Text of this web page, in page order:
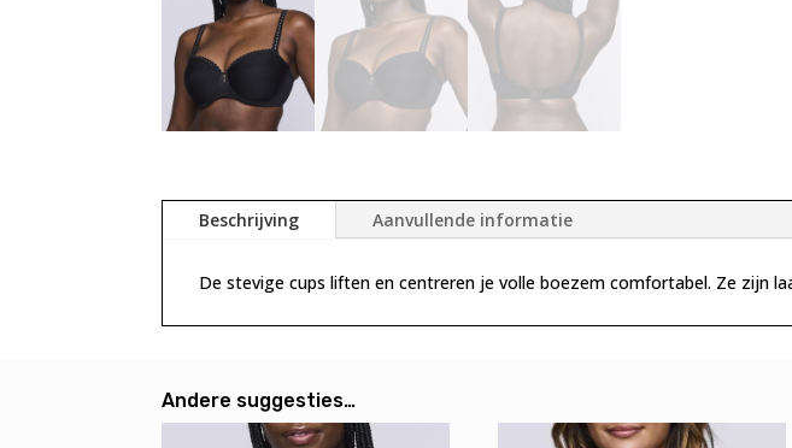
Beschrijving Aanvullende informatie
De stevige cups liften en centreren je volle boezem comfortabel. Ze zijn
Andere suggesties…